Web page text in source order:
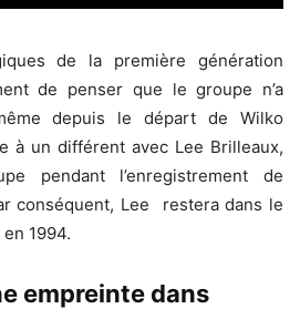
de la première génération
de penser que le groupe n’a
depuis le départ de Wilko
à un différent avec Lee Brilleaux,
pendant l’enregistrement de
conséquent, Lee restera dans le
1994.
empreinte dans